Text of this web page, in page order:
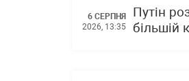
6 СЕРПНЯ
2026, 13:35
Путін
більшій